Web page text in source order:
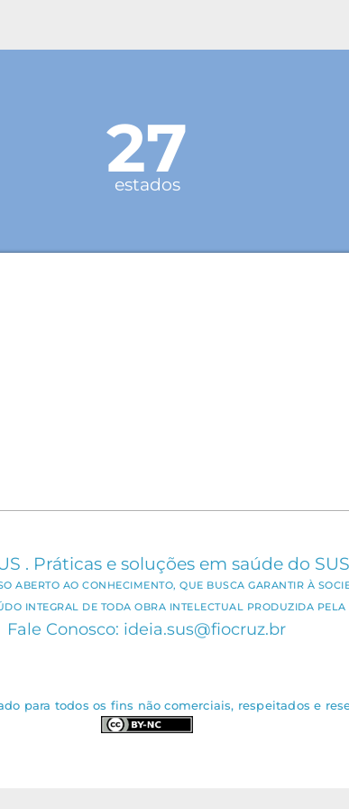
27
estados
. Práticas e soluções em saúde do SUS
ABERTO AO CONHECIMENTO, QUE BUSCA GARANTIR À
INTEGRAL DE TODA OBRA INTELECTUAL PRODUZIDA
Fale Conosco: ideia.sus@fiocruz.br
para todos os fins não comerciais, respeitados e